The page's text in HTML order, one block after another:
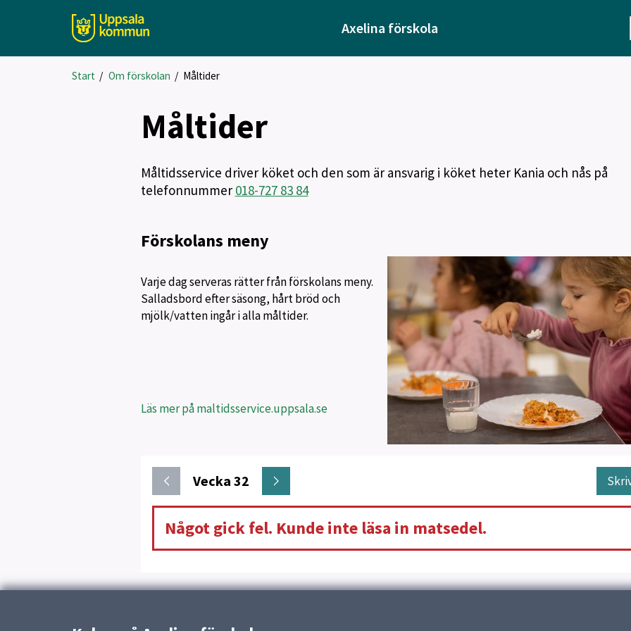
Axelina förskola
Start / Om förskolan / Måltider
Måltider
Måltidsservice driver köket och den som är ansvarig i köket heter Kania och nås på
telefonnummer 018-727 83 84
Förskolans meny
Varje dag serveras rätter från förskolans meny.
Salladsbord efter säsong, hårt bröd och
mjölk/vatten ingår i alla måltider.
Läs mer på maltidsservice.uppsala.se
Vecka 32
Något gick fel. Kunde inte läsa in matsedel.